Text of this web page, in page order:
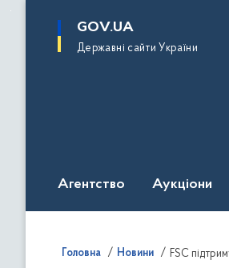
основного
GOV.UA
Державні сайти України
Агентство Аукціони
Головна Новини FSC